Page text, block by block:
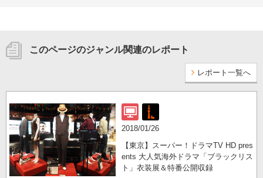
このページのジャンル関連のレポート
レポート一覧へ
2018/01/26
【東京】スーパー！ドラマTV HD pres
ents 大人気海外ドラマ「ブラックリス
ト」衣装展＆特番公開収録